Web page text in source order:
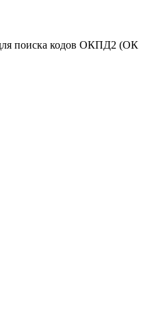
поиска кодов ОКПД2 (ОК